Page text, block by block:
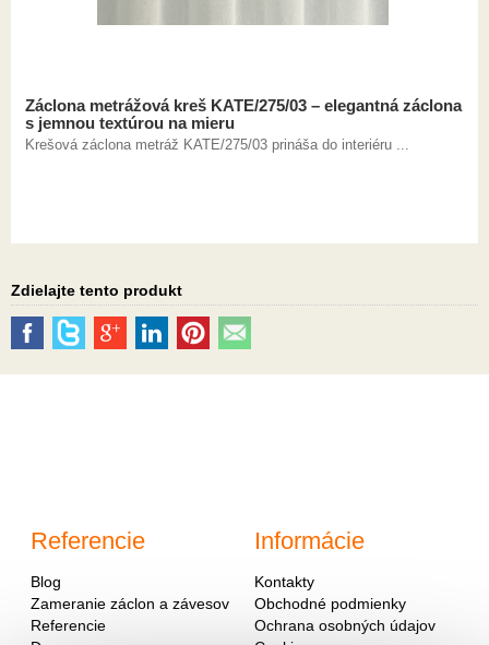
Záclona metrážová kreš KATE/275/03 – elegantná záclona
s jemnou textúrou na mieru
Krešová záclona metráž KATE/275/03 prináša do interiéru ...
Zdielajte tento produkt
Referencie
Blog
Zameranie záclon a závesov
Referencie
Informácie
Kontakty
Obchodné podmienky
Ochrana osobných údajov